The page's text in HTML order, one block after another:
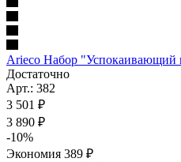
Arieco Набор "Успокаивающий
Достаточно
Арт.: 382
3 501 ₽
3 890 ₽
-10%
Экономия 389 ₽